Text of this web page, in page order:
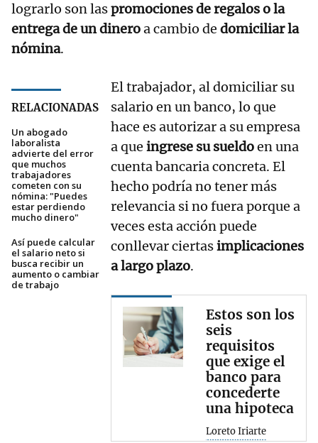
lograrlo son laspromociones de regalos o la
entrega de un dineroa cambio de domiciliar la
nómina.
RELACIONADAS
Un abogado
laboralista
advierte del error
que muchos
trabajadores
cometen con su
nómina: "Puedes
estar perdiendo
mucho dinero"
Así puede calcular
el salario neto si
busca recibir un
aumento o cambiar
de trabajo
El trabajador, al domiciliar su
salario en un banco, lo que
hace es autorizar a su empresa
a que ingrese su sueldoen una
cuenta bancaria concreta. El
hecho podría no tener más
relevancia si no fuera porque a
veces esta acción puede
conllevar ciertasimplicaciones
a largo plazo.
Estos son los
seis
requisitos
que exige el
banco para
concederte
una hipoteca
Loreto Iriarte